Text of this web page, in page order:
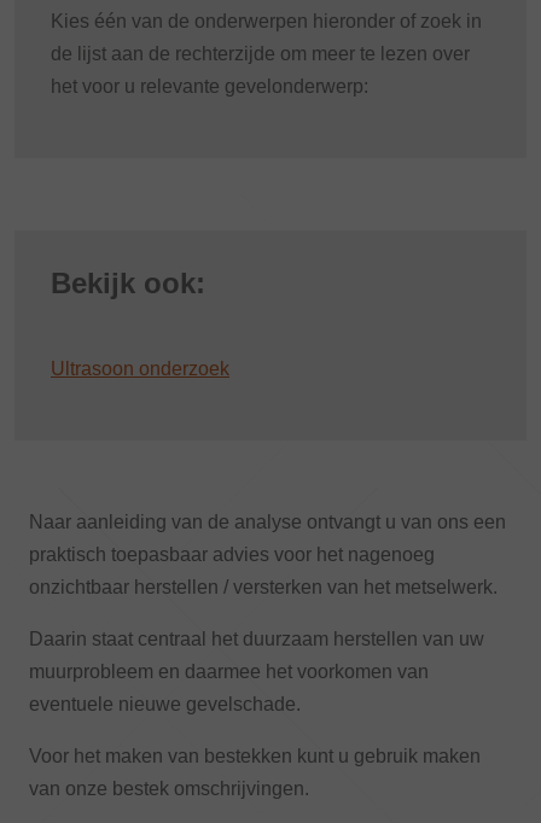
Kies één van de onderwerpen hieronder of zoek in
de lijst aan de rechterzijde om meer te lezen over
het voor u relevante gevelonderwerp:
Bekijk ook:
Ultrasoon onderzoek
Naar aanleiding van de analyse ontvangt u van ons een
praktisch toepasbaar advies voor het nagenoeg
onzichtbaar herstellen / versterken van het metselwerk.
Daarin staat centraal het duurzaam herstellen van uw
muurprobleem en daarmee het voorkomen van
eventuele nieuwe gevelschade.
Voor het maken van bestekken kunt u gebruik maken
van onze bestek omschrijvingen.